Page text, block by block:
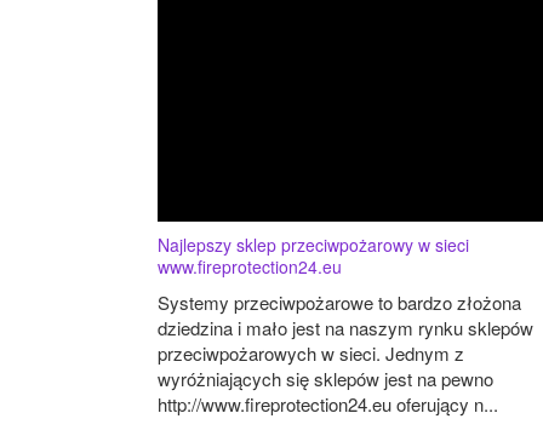
Najlepszy sklep przeciwpożarowy w sieci
www.fireprotection24.eu
Systemy przeciwpożarowe to bardzo złożona
dziedzina i mało jest na naszym rynku sklepów
przeciwpożarowych w sieci. Jednym z
wyróżniających się sklepów jest na pewno
http://www.fireprotection24.eu oferujący n...